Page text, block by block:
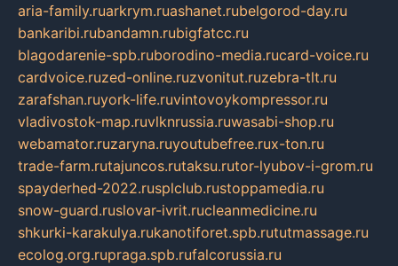
aria-family.ruarkrym.ruashanet.rubelgorod-day.ru
bankaribi.rubandamn.rubigfatcc.ru
blagodarenie-spb.ruborodino-media.rucard-voice.ru
cardvoice.ruzed-online.ruzvonitut.ruzebra-tlt.ru
zarafshan.ruyork-life.ruvintovoykompressor.ru
vladivostok-map.ruvlknrussia.ruwasabi-shop.ru
webamator.ruzaryna.ruyoutubefree.rux-ton.ru
trade-farm.rutajuncos.rutaksu.rutor-lyubov-i-grom.ru
spayderhed-2022.rusplclub.rustoppamedia.ru
snow-guard.ruslovar-ivrit.rucleanmedicine.ru
shkurki-karakulya.rukanotiforet.spb.rututmassage.ru
ecolog.org.rupraga.spb.rufalcorussia.ru